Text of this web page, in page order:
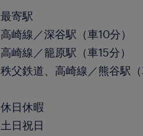
最寄駅
高崎線／深谷駅（車10分）
高崎線／籠原駅（車15分）
秩父鉄道、高崎線／熊谷駅（
休日休暇
土日祝日